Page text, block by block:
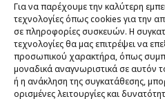
Για να παρέχουμε την καλύτερη
τεχνολογίες όπως cookies για την
σε πληροφορίες συσκευών. Η
τεχνολογίες θα μας επιτρέψει να
προσωπικού χαρακτήρα, όπως
μοναδικά αναγνωριστικά σε αυτόν
ή η ανάκληση της συγκατάθεσης,
ορισμένες λειτουργίες και
Rate Our